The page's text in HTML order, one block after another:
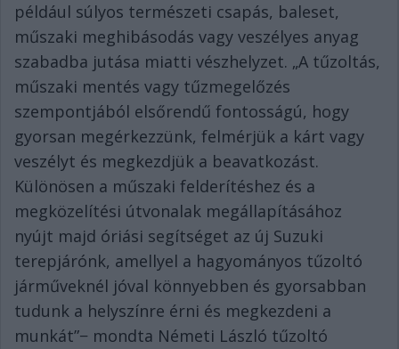
például súlyos természeti csapás, baleset,
műszaki meghibásodás vagy veszélyes anyag
szabadba jutása miatti vészhelyzet. „A tűzoltás,
műszaki mentés vagy tűzmegelőzés
szempontjából elsőrendű fontosságú, hogy
gyorsan megérkezzünk, felmérjük a kárt vagy
veszélyt és megkezdjük a beavatkozást.
Különösen a műszaki felderítéshez és a
megközelítési útvonalak megállapításához
nyújt majd óriási segítséget az új Suzuki
terepjárónk, amellyel a hagyományos tűzoltó
járműveknél jóval könnyebben és gyorsabban
tudunk a helyszínre érni és megkezdeni a
munkát”− mondta Németi László tűzoltó